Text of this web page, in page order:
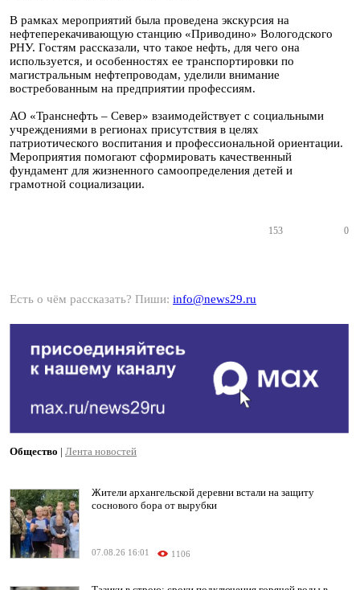
В рамках мероприятий была проведена экскурсия на
нефтеперекачивающую станцию «Приводино» Вологодского
РНУ. Гостям рассказали, что такое нефть, для чего она
используется, и особенностях ее транспортировки по
магистральным нефтепроводам, уделили внимание
востребованным на предприятии профессиям.
АО «Транснефть – Север» взаимодействует с социальными
учреждениями в регионах присутствия в целях
патриотического воспитания и профессиональной ориентации.
Мероприятия помогают сформировать качественный
фундамент для жизненного самоопределения детей и
грамотной социализации.
153 0
Есть о чём рассказать? Пиши: info@news29.ru
Общество | Лента новостей
Жители архангельской деревни встали на защиту
соснового бора от вырубки
07.08.26 16:01 1106